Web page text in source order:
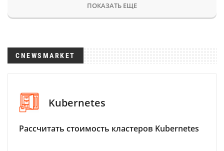
ПОКАЗАТЬ ЕЩЕ
CNEWSMARKET
Kubernetes
Рассчитать стоимость кластеров Kubernetes